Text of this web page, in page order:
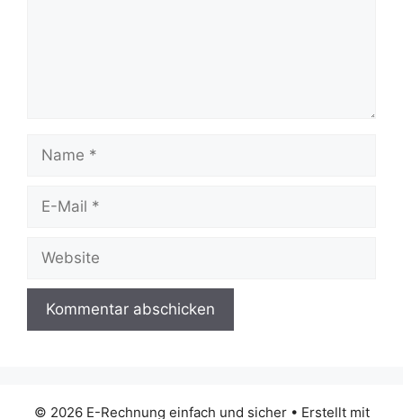
Name
Website
© 2026 E-Rechnung einfach und sicher• Erstellt mit